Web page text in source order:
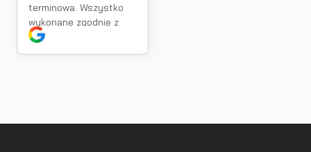
terminowa. Wszystko
wykonane zgodnie z
umową, a kontakt na
najwyższym poziomie.